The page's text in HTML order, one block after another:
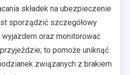
składek na ubezpieczenie
sporządzić szczegółowy
oraz monitorować
to pomoże uniknąć
związanych z brakiem